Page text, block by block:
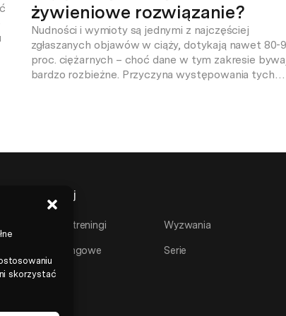
skorzystać
żywieniowe rozwiązanie?
Nudności i wymioty są jednymi z najczęściej
zgłaszanych objawów w ciąży, dotykają nawet 80-
proc. ciężarnych – choć dane w tym zakresie
bardzo rozbieżne. Przyczyna występowania tych
Eksploruj
Wszystkie treningi
Wyzwania
Plany treningowe
Serie
Trenerzy